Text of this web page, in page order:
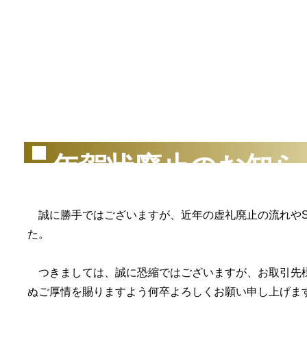
年賀状廃止のお知
誠に勝手ではございますが、近年の虚礼廃止の流れや
た。
つきましては、誠に恐縮ではございますが、お取引先
ぬご厚情を賜りますよう何卒よろしくお願い申し上げま